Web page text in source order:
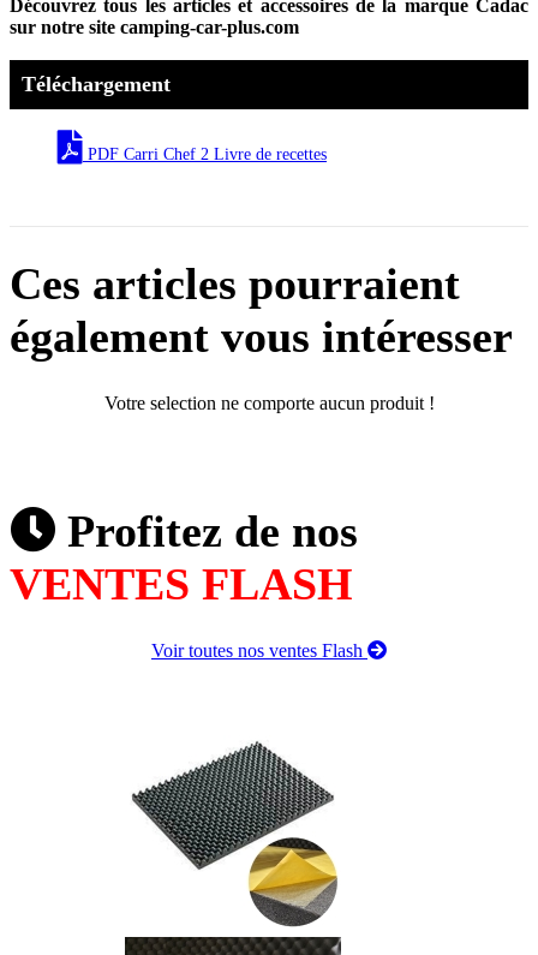
Découvrez tous les articles et accessoires de la marque Cadac
sur notre site camping-car-plus.com
Téléchargement
PDF Carri Chef 2 Livre de recettes
Ces articles pourraient
également vous intéresser
Votre selection ne comporte aucun produit !
Profitez de nos
VENTES FLASH
Voir toutes nos ventes Flash